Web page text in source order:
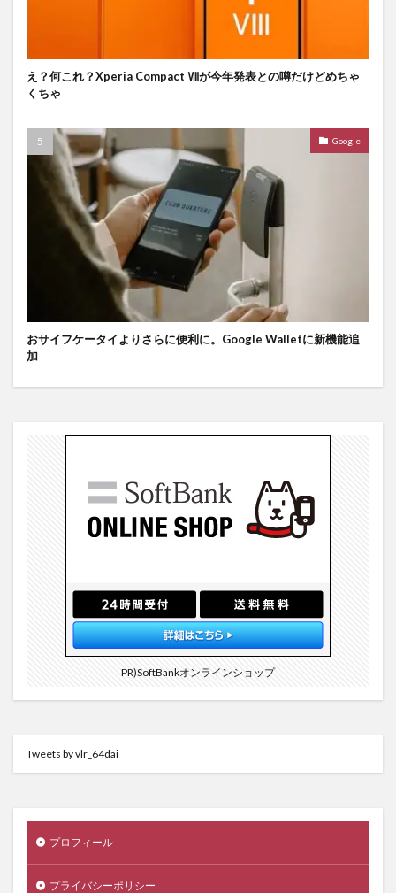
え？何これ？Xperia Compact Ⅷが今年発表との噂だけどめちゃ
くちゃ
Google
おサイフケータイよりさらに便利に。Google Walletに新機能追
加
PR)SoftBankオンラインショップ
Tweets by vlr_64dai
プロフィール
プライバシーポリシー